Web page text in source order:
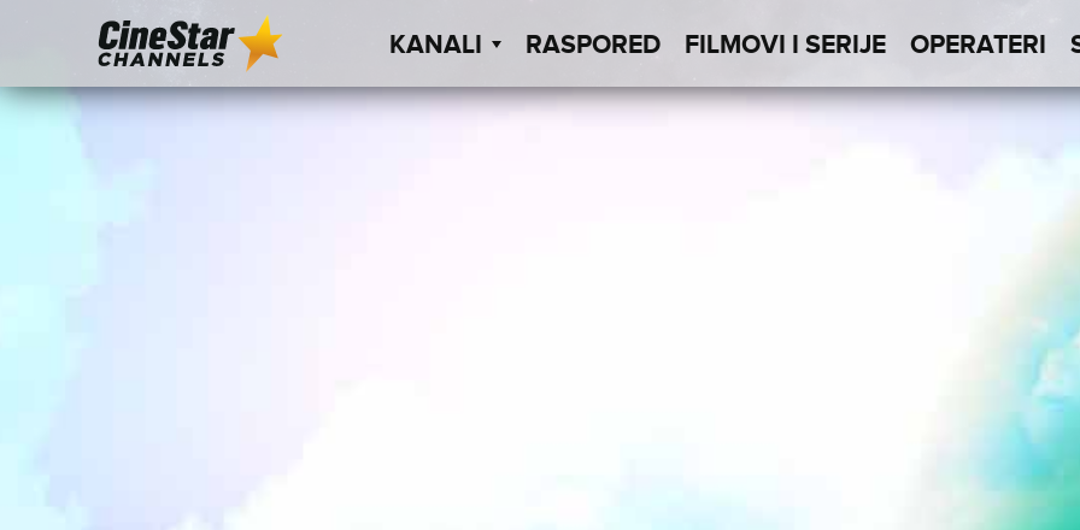
KANALI RASPORED FILMOVI I SERIJE OPERATERI